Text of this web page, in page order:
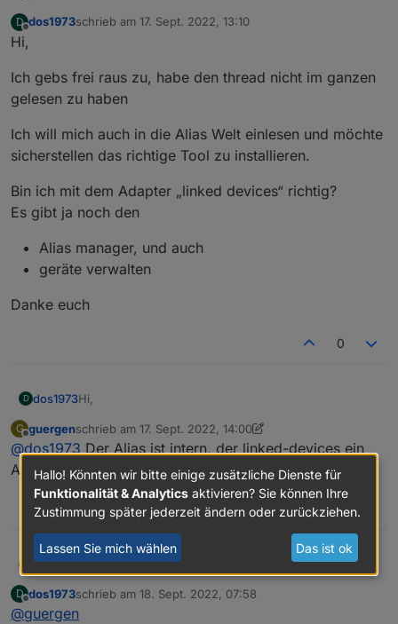
MfG
D dos1973schrieb am 17. Sept. 2022, 13:10
zuletzt editiert von
Hi,
Ich gebs frei raus zu, habe den thread nicht im ganzen
gelesen zu haben
Ich will mich auch in die Alias Welt einlesen und möchte
sicherstellen das richtige Tool zu installieren.
Bin ich mit dem Adapter „linked devices“ richtig?
Es gibt ja noch den
Alias manager, und auch
geräte verwalten
Danke euch
0
D dos1973Hi,
Ich gebs frei raus zu, habe den thread nicht im
ganzen gelesen zu haben
Ich will mich auch in die Alias Welt einlesen und
möchte sicherstellen das richtige Tool zu installieren.
Bin ich mit dem Adapter „linked devices“ richtig?
Es gibt ja noch den
Alias manager, und auch
geräte verwalten
Danke euch
G
Offline
guergenschrieb am 17. Sept. 2022, 14:00
zuletzt editiert von guergen
@dos1973Der Alias ist intern, der linked-devices ein
Adapter, musst gucken was dir liegt
1
guergen@dos1973Der Alias ist intern, der linked-devices ein
Adapter, musst gucken was dir liegt
D dos1973schrieb am 18. Sept. 2022, 07:58
zuletzt editiert von
@guergen
Hallo! Könnten wir bitte einige zusätzliche Dienste für
Funktionalität & Analytics aktivieren? Sie können Ihre
Zustimmung später jederzeit ändern oder zurückziehen.
Lassen Sie mich wählen Das ist ok